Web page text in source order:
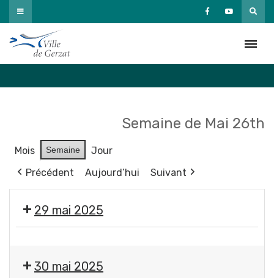
Passer
au
contenu
Semaine de Mai 26th
Mois Semaine
Jour
Précédent
Aujourd’hui Suivant
29 mai 2025
Musicales
30 mai 2025